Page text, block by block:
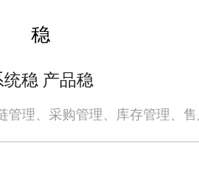
继续助力企业提升运
这样的优秀软件涌现
稳
统稳 产品稳
理、采购管理、库存管理、